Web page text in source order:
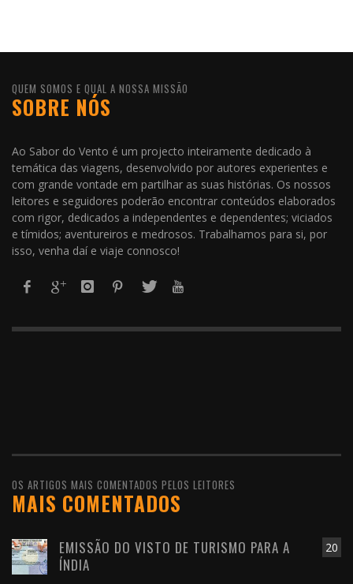
QUEM SOMOS E QUAL A NOSSA MISSÃO
SOBRE NÓS
Ao Sabor do Vento é um projecto inteiramente dedicado à
temática das viagens, desenvolvido por autores experientes e
com grande vontade em partilhar as suas histórias. Os nossos
leitores e seguidores poderão encontrar conteúdos elaborados
com rigor, dedicados a independentes e dependentes; viciados
e tímidos; aventureiros e medrosos. Trabalhamos para si, por
isso, venha daí e viaje connosco!
OS ARTIGOS MAIS COMENTADOS PELOS LEITORES
MAIS COMENTADOS
20
EMISSÃO DO VISTO DE TURISMO PARA A
ÍNDIA